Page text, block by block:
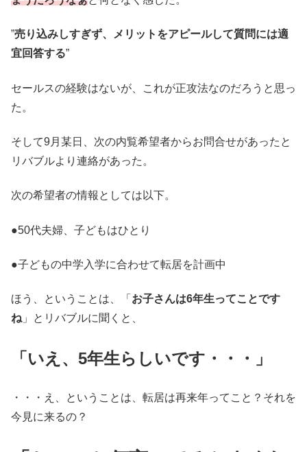
”売り込みしすぎず、メリットをアピールして質問には適
宜回答する”
セールスの経験はないが、これが正攻法なのだろうと思っ
た。
そして9月某日、次の内覧希望者からお問合せがあったと
リバブルより連絡があった。
次の希望者の情報としては以下。
●50代夫婦、子どもはひとり
●子どもの中学入学に合わせて転居を計画中
ほう、ということは、「 お子さんは6年生ってことです
ね」とリバブルに聞くと、
「いえ、5年生らしいです・・・」
・・・え、ということは、転居は再来年ってこと？それを
今見に来るの？